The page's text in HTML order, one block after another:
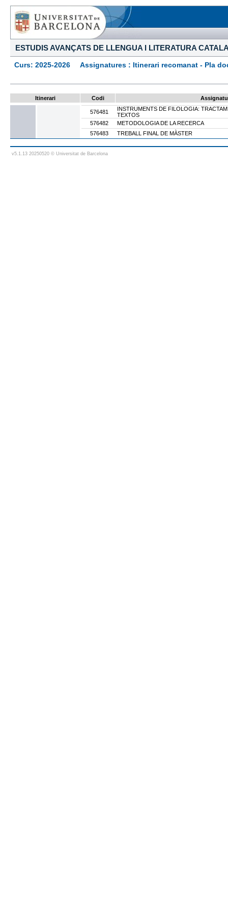
ESTUDIS AVANÇATS DE LLENGUA I LITERATURA
Curs: 2025-2026 Assignatures : Itinerari recomanat - Pla
Itinerari Codi
576481
INSTRUMENTS DE FILOLOGIA:
TEXTOS
576482
METODOLOGIA DE LA RECERCA
576483
TREBALL FINAL DE MÀSTER
v5.1.13 20250520 © Universitat de Barcelona